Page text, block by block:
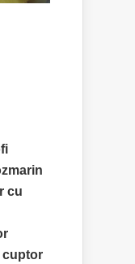
cu
cuptor